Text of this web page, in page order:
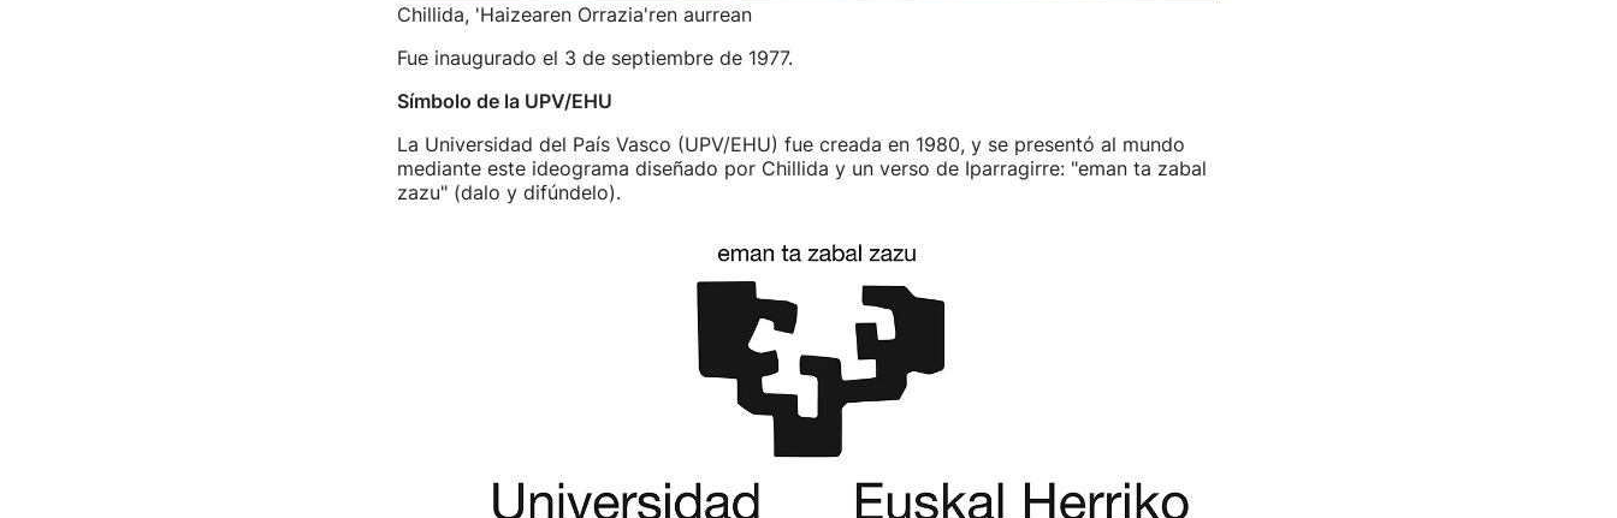
Chillida, 'Haizearen Orrazia'ren aurrean
Fue inaugurado el 3 de septiembre de 1977.
Símbolo de la UPV/EHU
La Universidad del País Vasco (UPV/EHU) fue creada en 1980, y se presentó al mundo
mediante este ideograma diseñado por Chillida y un verso de Iparragirre: "eman ta zabal
zazu" (dalo y difúndelo).